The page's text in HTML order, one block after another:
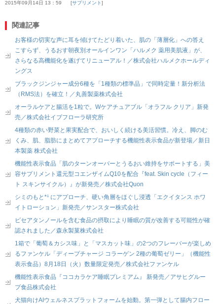
2015年09月14日 13：59 サプリメント
関連記事
お客様の切実な声に耳を傾けてたどり着いた、肌の「薄層化」への答え
こすらず、うるおす朝夜別オールインワン「ハルメク 薬用美肌液」が、
さらなる高機能化を遂げてリニューアル！／株式会社ハルメクホールディ
ングス
ブラックジンジャー成分6種を「1種類の標準品」で同時定量！新分析法
（RMS法）を確立！／丸善製薬株式会社
オーラルケアと腸活を1粒で。Wケアチュアブル「オラフル クリア」新発
売／株式会社イブフローラ研究所
4種類の赤い野菜と果実配合で、おいしく続ける美活習慣。冷え、脚のむ
くみ、肌、脂肪にまとめてアプローチする機能性表示食品が新登場／新日
本製薬 株式会社
機能性表示食品「肌のターンオーバーとうるおい維持をサポートする」美
容サプリメント還元型コエンザイムQ10を配合『feat. Skin cycle（フィー
ト スキンサイクル）』が新発売／株式会社Quon
シミのもと*¹ にアプローチ、硬い角層をほぐし浸透「エクイタンス ホワ
イトローション」新発売／サンスター株式会社
ピセアタンノールを含む食品の摂取により睡眠の質が改善する可能性が確
認されました／森永製菓株式会社
1箱で「葡萄＆カシス味」と「マスカット味」の2つのフレーバーが楽しめ
るファンケル「ディープチャージ コラーゲン 2種の葡萄ゼリー」（機能性
表示食品）8月18日（火）数量限定発売／株式会社ファンケル
機能性表示食品『ココカラケア睡眠プレミアム』 新発売／アサヒグルー
プ食品株式会社
犬猫向けAIウェルネスプラットフォームを始動。第一弾として腸内フロー